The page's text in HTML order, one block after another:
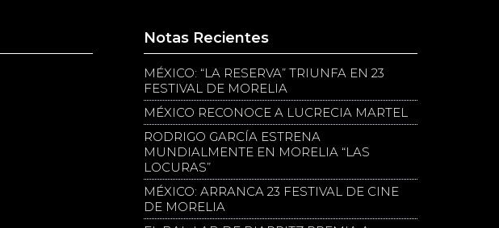
Notas Recientes
MÉXICO: “LA RESERVA” TRIUNFA EN 23
FESTIVAL DE MORELIA
MÉXICO RECONOCE A LUCRECIA MARTEL
RODRIGO GARCÍA ESTRENA
MUNDIALMENTE EN MORELIA “LAS
LOCURAS”
MÉXICO: ARRANCA 23 FESTIVAL DE CINE
DE MORELIA